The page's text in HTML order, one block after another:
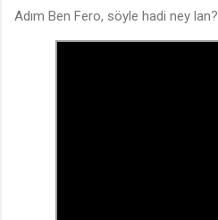
Adım Ben Fero, söyle hadi ney lan?